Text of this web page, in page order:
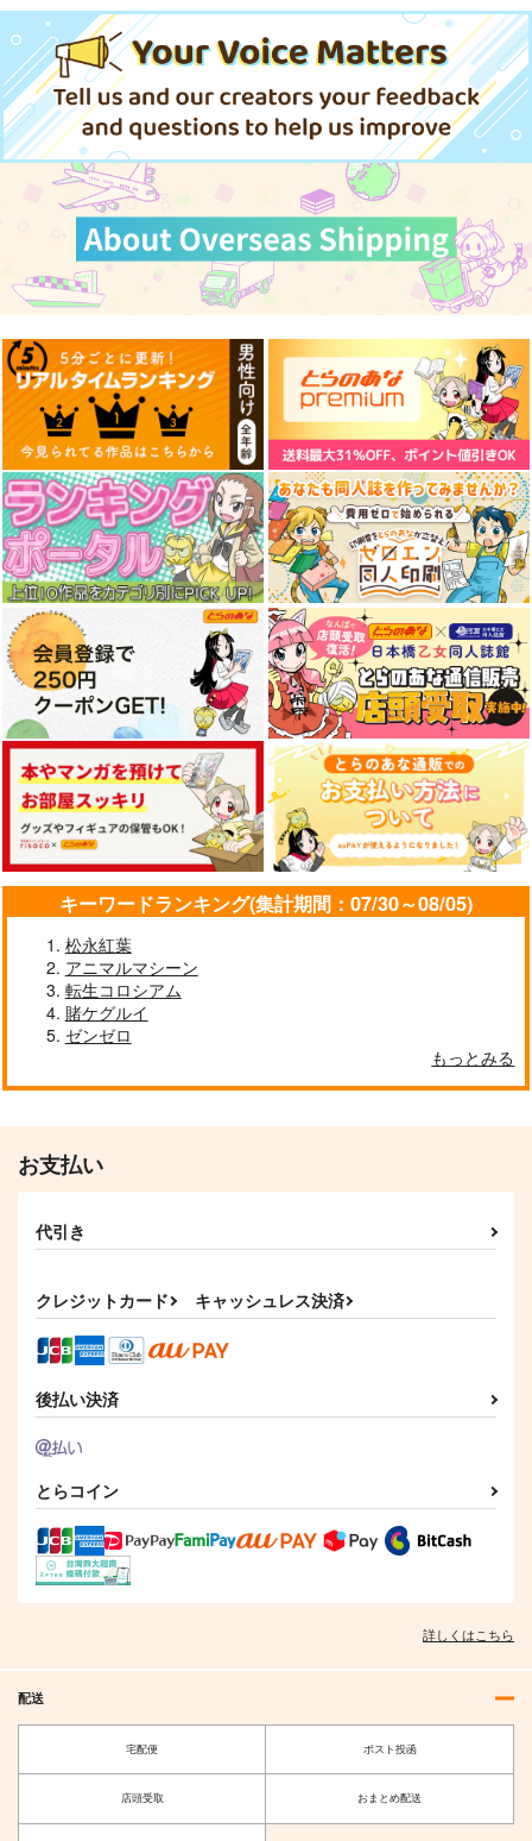
競売でマンションを買
った話。３
さくら研究室
550円 （税込）
オリジナル
作者
パイセン
サンプル
カート
壁配置の話２
さくら研究室
550円（税込）
オリジナル
作者
パイセン
サンプル
カート
通勤道中であの娘がぱ
んつを見せてくる本13
嘘つき屋
662円（税込）
オリジナル
サンプル
カート
サンプル
作品詳細
サンプル
作品詳細
サンプル
作品詳細
【クリエイティアイラ
スト展】缶バッジセッ
ト ぐらんで
クリエイティア
990円（税込）
サンプル
作品詳細
【クリエイティアイラ
スト展】缶バッジセッ
ト 加川壱互
クリエイティア
990円（税込）
サンプル
作品詳細
【クリエイティアイラ
スト展】缶バッジセッ
ト 池上幸輝
クリエイティア
990円（税込）
サンプル
作品詳細
【クリエイティアイラ
スト展】缶バッジセッ
ト 甘城なつき
クリエイティア
円 （税込）
サンプル
作品詳細
【クリエイティアイラ
スト展】缶バッジセッ
990
作品詳細
超神ノ叡智2025セッ
ト
作品詳細
缶バッジブルー天使ち
ゃん
水蓮亭
715円（税込）
サンプル
作品詳細
ゃん
サンプル
フェルシーちゃんハー
ト型缶バッジ
フェルシー・ロロ
サンプル
キーワードランキング(集計期間：07/30～08/05)
松永紅葉
アニマルマシーン
転生コロシアム
賭ケグルイ
ゼンゼロ
もっとみる
お支払い
代引き
クレジットカード キャッシュレス決済
後払い決済
とらコイン
詳しくはこちら
配送
宅配便 ポスト投函
店頭受取 おまとめ配送